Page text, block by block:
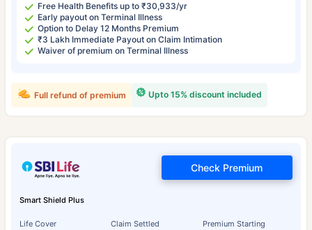
Free Health Benefits up to ₹30,933/yr
Early payout on Terminal Illness
Option to Delay 12 Months Premium
₹3 Lakh Immediate Payout on Claim Intimation
Waiver of premium on Terminal Illness
Upto 15% discount included
Full refund of premium
Smart Shield Plus
Life Cover Claim Settled Premium Starting
Check Premium